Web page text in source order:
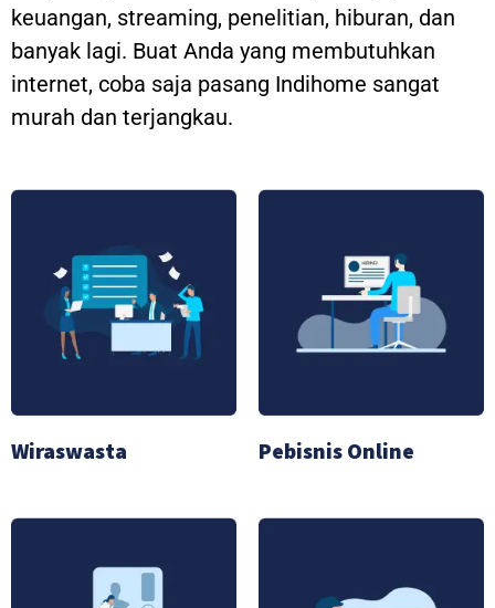
keuangan, streaming, penelitian, hiburan, dan
banyak lagi. Buat Anda yang membutuhkan
internet, coba saja pasang Indihome sangat
murah dan terjangkau.
Wiraswasta Pebisnis Online